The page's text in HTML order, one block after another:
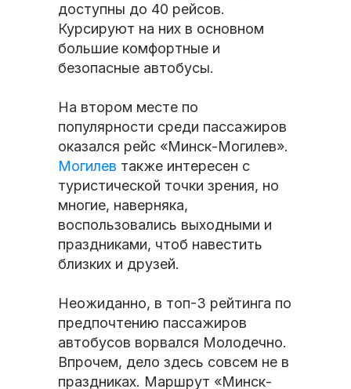
доступны до 40 рейсов.
Курсируют на них в основном
большие комфортные и
безопасные автобусы.
На втором месте по
популярности среди пассажиров
оказался рейс «Минск-Могилев».
Могилев также интересен с
туристической точки зрения, но
многие, наверняка,
воспользовались выходными и
праздниками, чтоб навестить
близких и друзей.
Неожиданно, в топ-3 рейтинга по
предпочтению пассажиров
автобусов ворвался Молодечно.
Впрочем, дело здесь совсем не в
праздниках. Маршрут «Минск-